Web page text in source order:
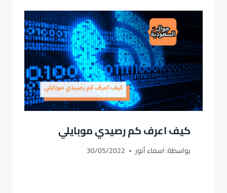
كيف اعرف كم رصيدي موبايلي
بواسطة:اسماء أنور 30/05/2022